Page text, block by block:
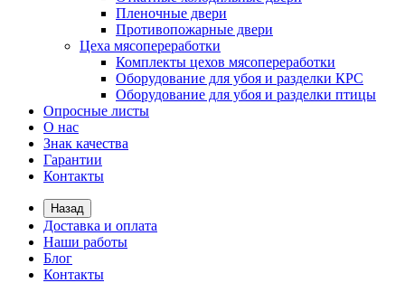
Пленочные двери
Противопожарные двери
Цеха мясопереработки
Комплекты цехов мясопереработки
Оборудование для убоя и разделки КРС
Оборудование для убоя и разделки птицы
Опросные листы
О нас
Знак качества
Гарантии
Контакты
Назад
Доставка и оплата
Наши работы
Блог
Контакты